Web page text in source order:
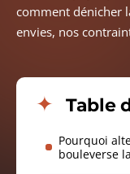
comment dénicher
envies, nos
Table
Pourquoi
bouleverse